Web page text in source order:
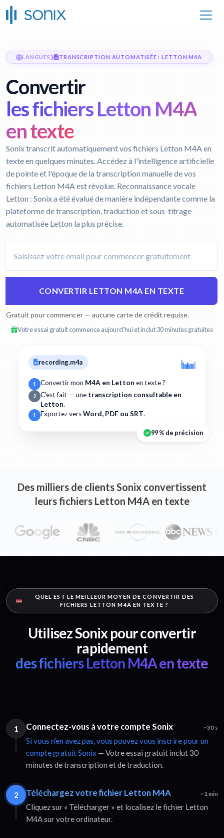
LANGUES TRANSCRIPTION AUTOMATISÉE : LETTON M4A
Convertir
les fichiers Letton M4A
en texte
Sonix transcrit automatiquement vos fichiers Letton M4A en
texte en quelques minutes. Accédez à l'intelligence artificielle
de pointe et l'époque de la transcription manuelle de vos
fichiers Letton M4A est révolue. Reconnaissance vocale
Letton : Sonix a été évalué de manière indépendante comme la
plateforme de transcription, traduction et sous-titrage
automatisée Letton la plus précise.
CONVERTIR LETTON M4A EN TEXTE
Gratuit pour commencer — aucune carte de crédit requise.
Votre essai gratuit commence aujourd'hui et inclut 30 minutes gratuites
recording.m4a
1 Convertir mon M4A en Letton en texte ?
2 C'est fait — une transcription consultable en
Letton.
1 Exportez versWord, PDF ou SRT.
99 % de précision
Des milliers de clients Sonix convertissent
leurs fichiers Letton M4A en texte
QUEL EST LE MEILLEUR MOYEN DE CONVERTIR DES
FICHIERS LETTON M4A EN TEXTE ?
Utilisez Sonix pour convertir
rapidement
des fichiers Letton M4A en texte
1 Connectez-vous à votre compte Sonix ~30 s
Si vous n'en avez pas, vous pouvez vous inscrire pour un
compte gratuit Sonix — Votre essai gratuit inclut 30
minutes de transcription et de traduction.
2 Téléchargez votre fichier Letton M4A ~1 min
Cliquez sur « Télécharger » et localisez le fichier Letton
M4A sur votre ordinateur.